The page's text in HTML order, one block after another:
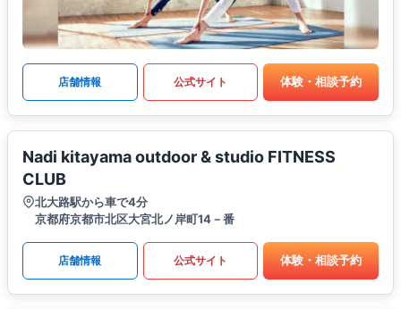
店舗情報 公式サイト 体験・相談予約
Nadi kitayama outdoor & studio FITNESS
CLUB
北大路駅から車で4分
京都府京都市北区大宮北ノ岸町14－番
店舗情報 公式サイト 体験・相談予約